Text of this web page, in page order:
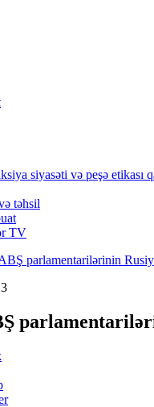
siyasəti və peşə etikası
təhsil
TV